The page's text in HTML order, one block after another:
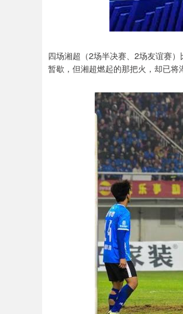
四场湘超（2场半决赛、2场友谊赛
暂歇，但湘超燃起的那把火，却已将